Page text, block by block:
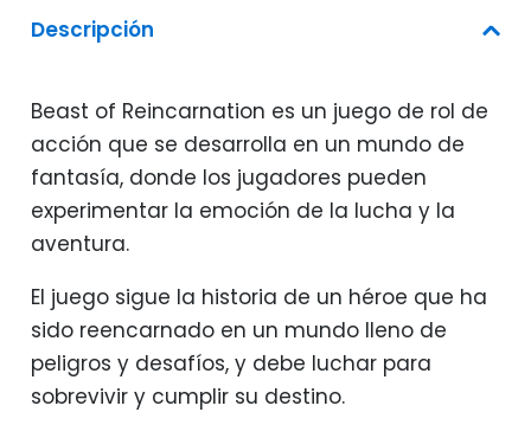
Descripción
Beast of Reincarnation es un juego de rol de
acción que se desarrolla en un mundo de
fantasía, donde los jugadores pueden
experimentar la emoción de la lucha y la
aventura.
El juego sigue la historia de un héroe que ha
sido reencarnado en un mundo lleno de
peligros y desafíos, y debe luchar para
sobrevivir y cumplir su destino.